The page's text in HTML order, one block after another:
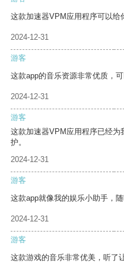
这款加速器VPM应用程序可以给
2024-12-31
游客
这款app的音乐资源非常优质，
2024-12-31
游客
这款加速器VPM应用程序已经
护。
2024-12-31
游客
这款app就像我的娱乐小助手，
2024-12-31
游客
这款游戏的音乐非常优美，听了